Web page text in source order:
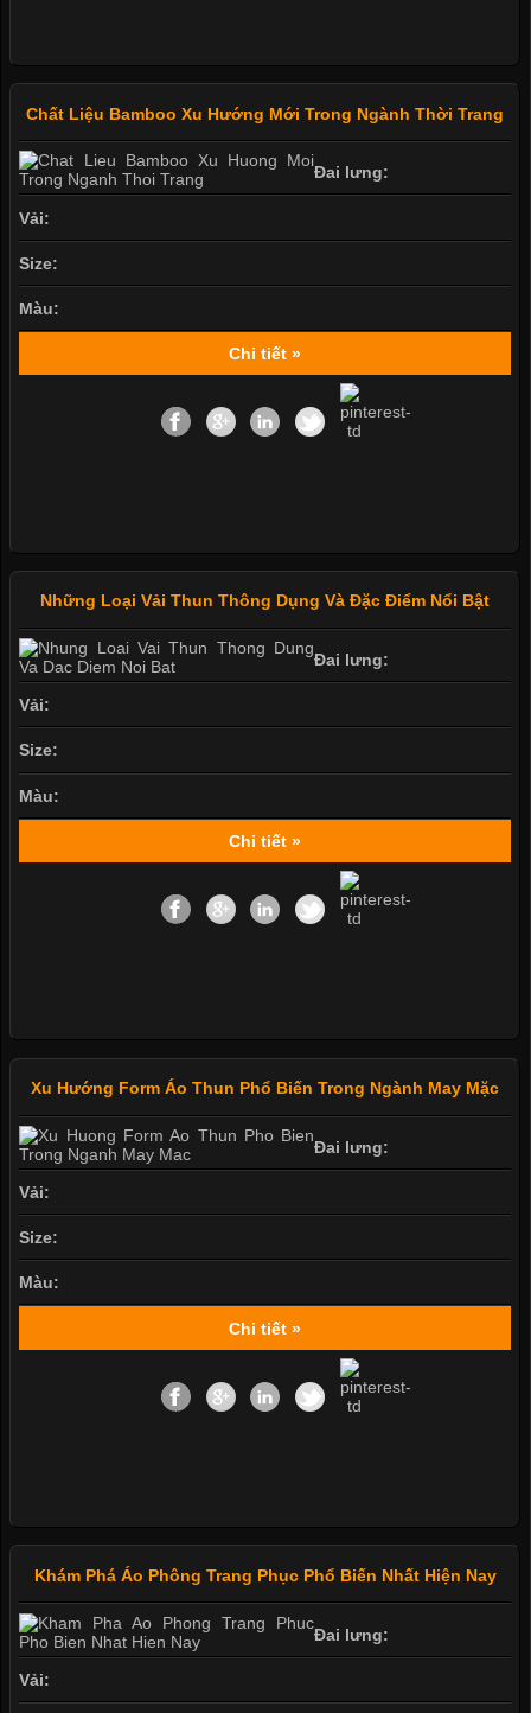
Chất Liệu Bamboo Xu Hướng Mới Trong Ngành Thời Trang
Đai lưng:
Vải:
Size:
Màu:
Chi tiết »
Những Loại Vải Thun Thông Dụng Và Đặc Điểm Nổi Bật
Đai lưng:
Vải:
Size:
Màu:
Chi tiết »
Xu Hướng Form Áo Thun Phổ Biến Trong Ngành May Mặc
Đai lưng:
Vải:
Size:
Màu:
Chi tiết »
Khám Phá Áo Phông Trang Phục Phổ Biến Nhất Hiện Nay
Đai lưng:
Vải: